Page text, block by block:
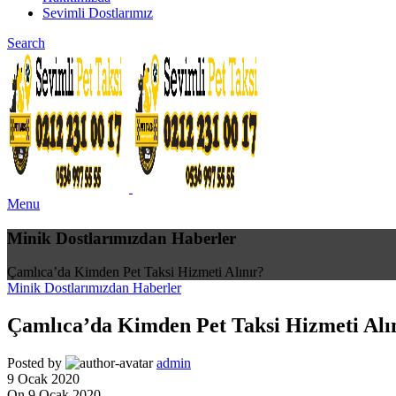
Sevimli Dostlarımız
Search
Menu
Minik Dostlarımızdan Haberler
Çamlıca’da Kimden Pet Taksi Hizmeti Alınır?
Minik Dostlarımızdan Haberler
Çamlıca’da Kimden Pet Taksi Hizmeti
Posted by
admin
9 Ocak 2020